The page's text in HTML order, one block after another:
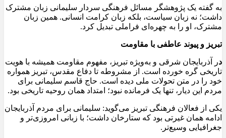
به گفته یک پژوهشگر مسائل فرهنگی سردار سلیمانی زبان مشترک
داشت؛ نه زبان سیاست، بلکه زبان کرامت انسانی. همین زبان
مشترک، او را به چهره‌ای فراملی تبدیل کرد.
تبریز و پیوند عاطفی با مقاومت
در آذربایجان شرقی و به‌ویژه تبریز، مفهوم مقاومت همیشه با هویت
تاریخی گره خورده است. از مشروطه تا دفاع مقدس، تبریز همواره
خود را در متن تحولات ملی دیده است. حاج قاسم سلیمانی برای
مردم این دیار، تنها یک فرمانده نبود؛ امتداد همان روحیه تاریخی بود.
یکی از فعالان فرهنگی تبریز می‌گوید: سلیمانی برای مردم آذربایجان
ادامه همان غیرتی بود که ستارخان داشت؛ با زبانی امروزی‌تر و
جغرافیایی وسیع‌تر.